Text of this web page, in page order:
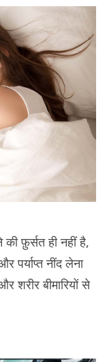
फ़ुर्सत ही नहीं है,
नींद लेना
शरीर बीमारियों से